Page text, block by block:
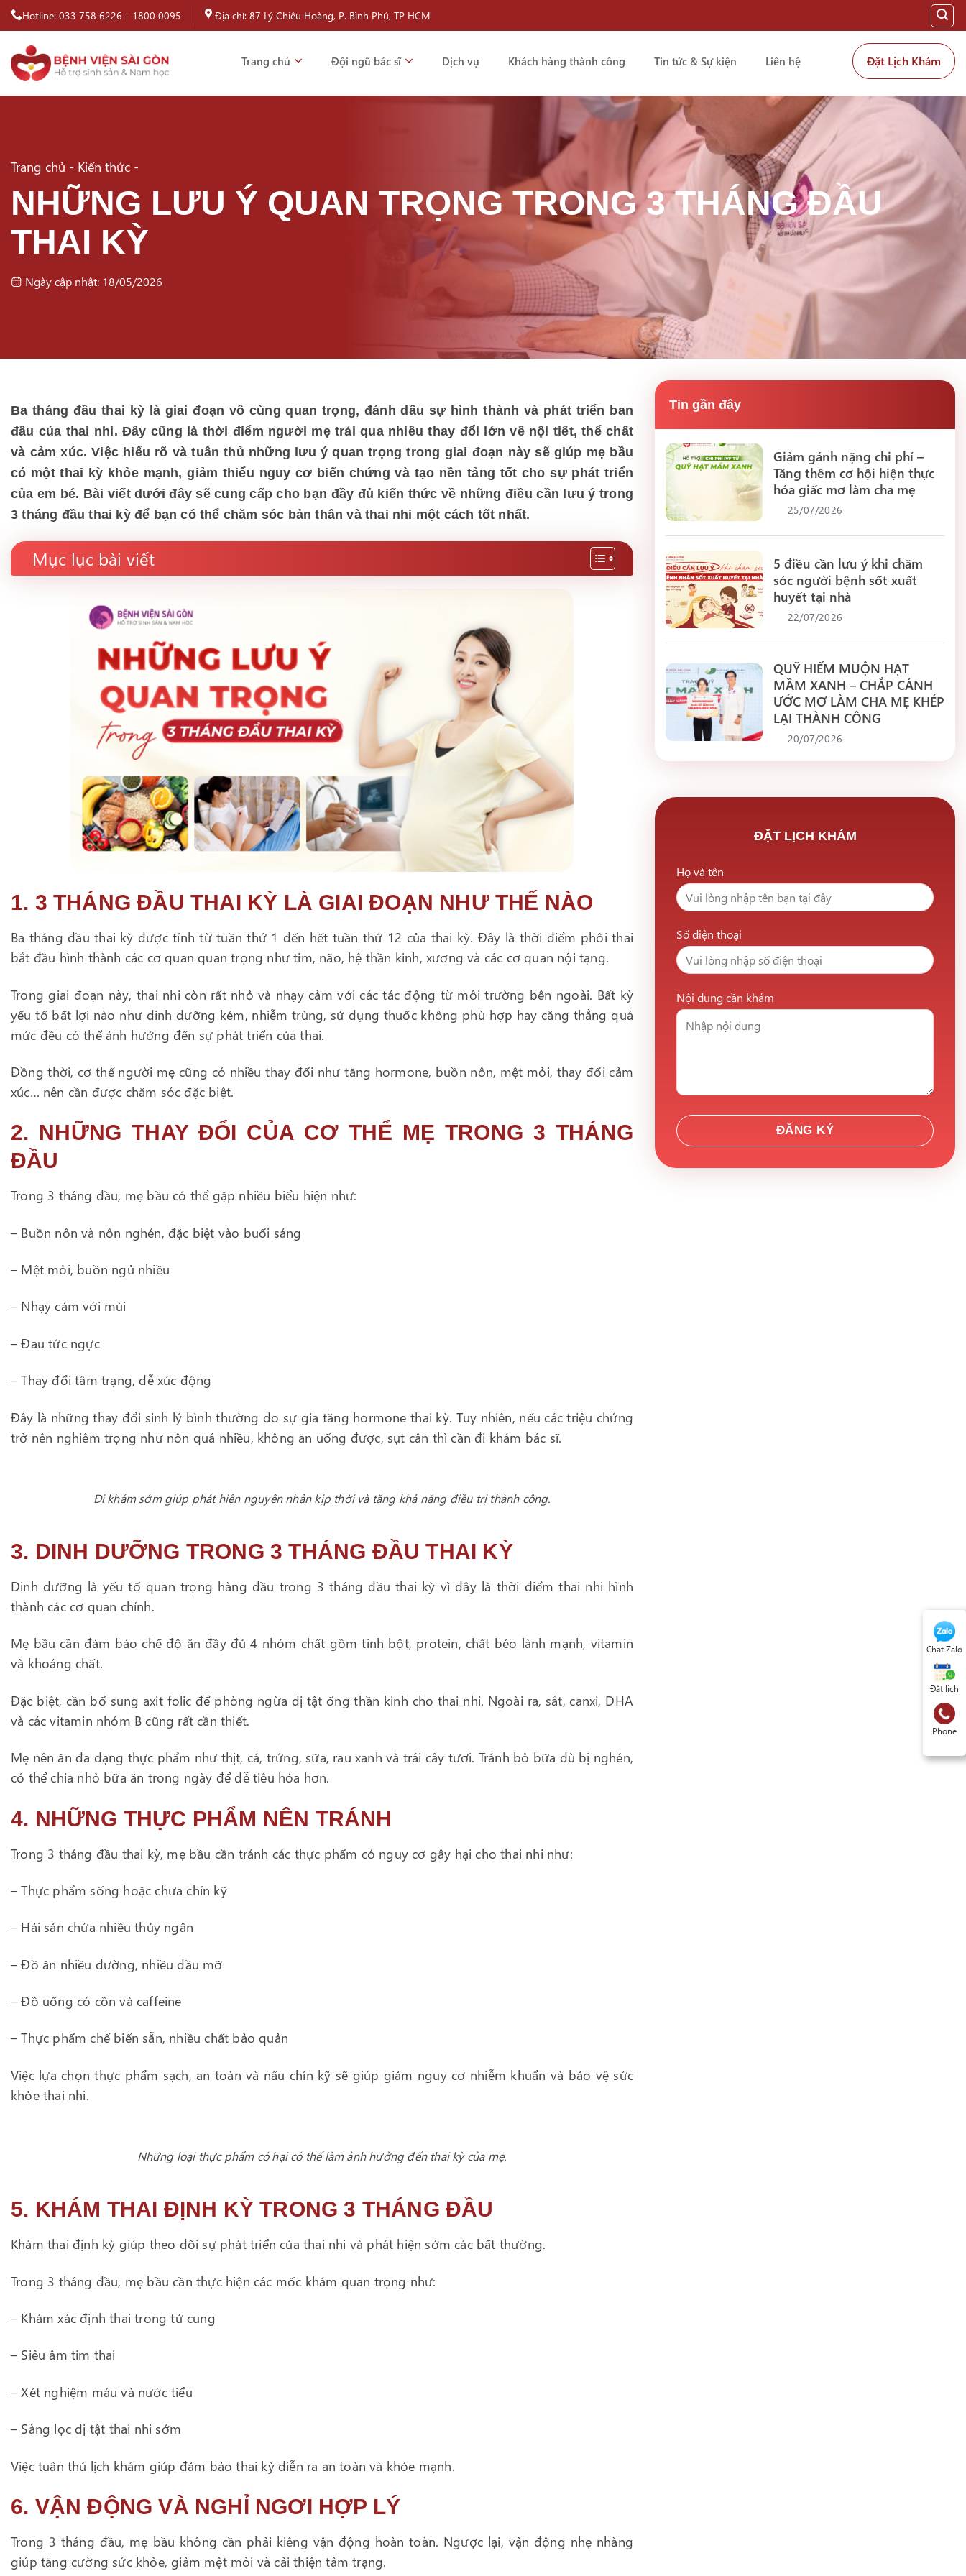
Bỏ
dung
Hotline: 033 758 6226 - 1800 0095 Địa chỉ: 87 Lý Chiêu Hoàng, P. Bình Phú, TP HCM
Trang chủ Đội ngũ bác sĩ Dịch vụ Khách hàng thành công Tin tức & Sự kiện Liên hệ Đặt Lịch Khám
Trang chủ - Kiến thức -
NHỮNG LƯU Ý QUAN TRỌNG TRONG 3 THÁNG ĐẦU
THAI KỲ
Ngày cập nhật: 18/05/2026
Ba tháng đầu thai kỳ là giai đoạn vô cùng quan trọng, đánh dấu sự hình thành và phát triển ban
đầu của thai nhi. Đây cũng là thời điểm người mẹ trải qua nhiều thay đổi lớn về nội tiết, thể chất
và cảm xúc. Việc hiểu rõ và tuân thủ những lưu ý quan trọng trong giai đoạn này sẽ giúp mẹ bầu
có một thai kỳ khỏe mạnh, giảm thiểu nguy cơ biến chứng và tạo nền tảng tốt cho sự phát triển
của em bé. Bài viết dưới đây sẽ cung cấp cho bạn đầy đủ kiến thức về những điều cần lưu ý trong
3 tháng đầu thai kỳ để bạn có thể chăm sóc bản thân và thai nhi một cách tốt nhất.
Mục lục bài viết
1. 3 THÁNG ĐẦU THAI KỲ LÀ GIAI ĐOẠN NHƯ THẾ NÀO
Ba tháng đầu thai kỳ được tính từ tuần thứ 1 đến hết tuần thứ 12 của thai kỳ. Đây là thời điểm phôi thai
bắt đầu hình thành các cơ quan quan trọng như tim, não, hệ thần kinh, xương và các cơ quan nội tạng.
Trong giai đoạn này, thai nhi còn rất nhỏ và nhạy cảm với các tác động từ môi trường bên ngoài. Bất kỳ
yếu tố bất lợi nào như dinh dưỡng kém, nhiễm trùng, sử dụng thuốc không phù hợp hay căng thẳng quá
mức đều có thể ảnh hưởng đến sự phát triển của thai.
Đồng thời, cơ thể người mẹ cũng có nhiều thay đổi như tăng hormone, buồn nôn, mệt mỏi, thay đổi cảm
xúc… nên cần được chăm sóc đặc biệt.
2. NHỮNG THAY ĐỔI CỦA CƠ THỂ MẸ TRONG 3 THÁNG
ĐẦU
Trong 3 tháng đầu, mẹ bầu có thể gặp nhiều biểu hiện như:
– Buồn nôn và nôn nghén, đặc biệt vào buổi sáng
– Mệt mỏi, buồn ngủ nhiều
– Nhạy cảm với mùi
– Đau tức ngực
– Thay đổi tâm trạng, dễ xúc động
Đây là những thay đổi sinh lý bình thường do sự gia tăng hormone thai kỳ. Tuy nhiên, nếu các triệu chứng
trở nên nghiêm trọng như nôn quá nhiều, không ăn uống được, sụt cân thì cần đi khám bác sĩ.
Đi khám sớm giúp phát hiện nguyên nhân kịp thời và tăng khả năng điều trị thành công.
3. DINH DƯỠNG TRONG 3 THÁNG ĐẦU THAI KỲ
Dinh dưỡng là yếu tố quan trọng hàng đầu trong 3 tháng đầu thai kỳ vì đây là thời điểm thai nhi hình
thành các cơ quan chính.
Mẹ bầu cần đảm bảo chế độ ăn đầy đủ 4 nhóm chất gồm tinh bột, protein, chất béo lành mạnh, vitamin
và khoáng chất.
Đặc biệt, cần bổ sung axit folic để phòng ngừa dị tật ống thần kinh cho thai nhi. Ngoài ra, sắt, canxi, DHA
và các vitamin nhóm B cũng rất cần thiết.
Mẹ nên ăn đa dạng thực phẩm như thịt, cá, trứng, sữa, rau xanh và trái cây tươi. Tránh bỏ bữa dù bị nghén,
có thể chia nhỏ bữa ăn trong ngày để dễ tiêu hóa hơn.
4. NHỮNG THỰC PHẨM NÊN TRÁNH
Trong 3 tháng đầu thai kỳ, mẹ bầu cần tránh các thực phẩm có nguy cơ gây hại cho thai nhi như:
– Thực phẩm sống hoặc chưa chín kỹ
– Hải sản chứa nhiều thủy ngân
– Đồ ăn nhiều đường, nhiều dầu mỡ
– Đồ uống có cồn và caffeine
– Thực phẩm chế biến sẵn, nhiều chất bảo quản
Việc lựa chọn thực phẩm sạch, an toàn và nấu chín kỹ sẽ giúp giảm nguy cơ nhiễm khuẩn và bảo vệ sức
khỏe thai nhi.
Những loại thực phẩm có hại có thể làm ảnh hưởng đến thai kỳ của mẹ.
5. KHÁM THAI ĐỊNH KỲ TRONG 3 THÁNG ĐẦU
Khám thai định kỳ giúp theo dõi sự phát triển của thai nhi và phát hiện sớm các bất thường.
Trong 3 tháng đầu, mẹ bầu cần thực hiện các mốc khám quan trọng như:
– Khám xác định thai trong tử cung
– Siêu âm tim thai
– Xét nghiệm máu và nước tiểu
– Sàng lọc dị tật thai nhi sớm
Việc tuân thủ lịch khám giúp đảm bảo thai kỳ diễn ra an toàn và khỏe mạnh.
6. VẬN ĐỘNG VÀ NGHỈ NGƠI HỢP LÝ
Trong 3 tháng đầu, mẹ bầu không cần phải kiêng vận động hoàn toàn. Ngược lại, vận động nhẹ nhàng
giúp tăng cường sức khỏe, giảm mệt mỏi và cải thiện tâm trạng.
Tin gần đây
Giảm gánh nặng chi phí –
Tăng thêm cơ hội hiện thực
hóa giấc mơ làm cha mẹ
25/07/2026
5 điều cần lưu ý khi chăm
sóc người bệnh sốt xuất
huyết tại nhà
22/07/2026
QUỸ HIẾM MUỘN HẠT
MẦM XANH – CHẮP CÁNH
ƯỚC MƠ LÀM CHA MẸ KHÉP
LẠI THÀNH CÔNG
20/07/2026
ĐẶT LỊCH KHÁM
Họ và tên
Số điện thoại
Nội dung cần khám
Chat Zalo
Đặt lịch
Phone